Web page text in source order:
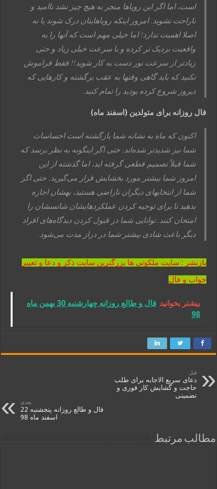
است، اما اگر این رویاها منجر به هیچ چیز نشد ناامید و
ناراحت نشوید. امروز اینکه رویاهایتان درک شوند یا نه
اصلا اهمیت ندارد! اما خیلی مهم است که آنها را به
واقعیت نزدیک تر کرده و با سرعت خیلی زیاد و حتی
زیادتر از سرعت نور دست به کار شوید!! فقط فراموش
نکنید که باید گاهی وقتها به عقب برگشته و کارهایی که
دیروز شروع کرده بودید را تمام کنید.
فال روزانه برای متولدین (اسفند ماه)
اکنون که ماه به نشانه شما بازگشته است احساسات
شما نیز شدیدتر شده‌اند. حتی اگر اینگونه به نظر برسد که
شما قبلاً تصمیم قطعی گرفته اید، اما گذشته از این
امروز شما بیشتر مورد بخشایش قرار می‌گیرید. حتی اگر
شما از انتخابهای دیگران ناراضی هستید، بهشان اجازه
بدهید تا برای توجیه کردن عملکردهایشان شانسشان را
امتحان کنند. توانایی شما در قبول کردن دیدگاه‌های افراد
دیگر باعث شادی بیشتر شما در دراز مدت می‌شود.
بازنشر : سایت ملکوتی ها بزرگترین سایت ذکر و دعا و تعبیر
خواب و فال
بیشتر بخوانید
فال و طالع روزانه چهارشنبه 30 بهمن ماه
98
قبل
دعای سریع الاجابه برای طلب
حاجت و گشایش کار فوری و
تضمینی
بعدی
فال و طالع روزانه پنجشنبه 22
اسفند ماه 98
مطالب مرتبط